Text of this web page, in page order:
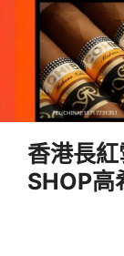
香港長
SHOP高